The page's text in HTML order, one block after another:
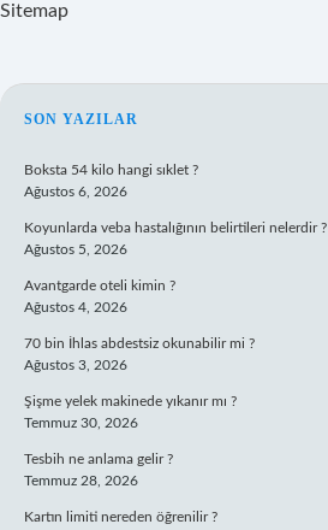
Sitemap
SIDEBAR
SON YAZILAR
Boksta 54 kilo hangi sıklet ?
Ağustos 6, 2026
Koyunlarda veba hastalığının belirtileri nelerdir ?
Ağustos 5, 2026
Avantgarde oteli kimin ?
Ağustos 4, 2026
70 bin İhlas abdestsiz okunabilir mi ?
Ağustos 3, 2026
Şişme yelek makinede yıkanır mı ?
Temmuz 30, 2026
Tesbih ne anlama gelir ?
Temmuz 28, 2026
Kartın limiti nereden öğrenilir ?